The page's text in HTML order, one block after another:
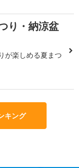
り・納涼盆
が楽しめる夏まつ
キング